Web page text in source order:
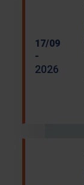
17/09
-
2026